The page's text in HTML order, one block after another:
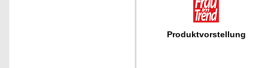
Produktvorstellung